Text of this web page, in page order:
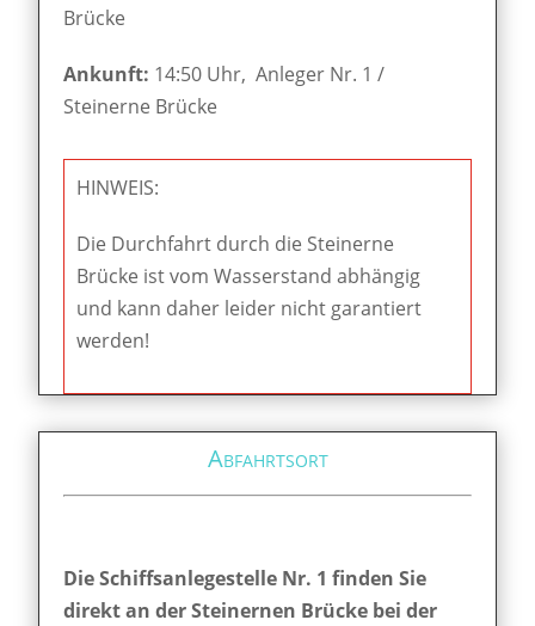
Brücke
Ankunft: 14:50 Uhr, Anleger Nr. 1 /
Steinerne Brücke
HINWEIS:
Die Durchfahrt durch die Steinerne
Brücke ist vom Wasserstand abhängig
und kann daher leider nicht garantiert
werden!
Abfahrtsort
Die Schiffsanlegestelle Nr. 1 finden Sie
direkt an der Steinernen Brücke bei der